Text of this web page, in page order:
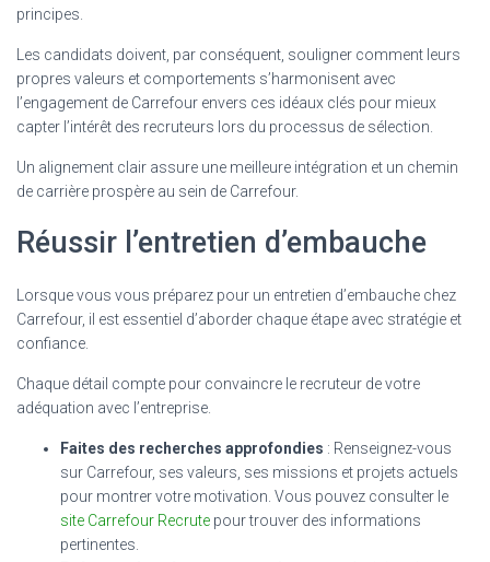
principes.
Les candidats doivent, par conséquent, souligner comment leurs
propres valeurs et comportements s’harmonisent avec
l’engagement de Carrefour envers ces idéaux clés pour mieux
capter l’intérêt des recruteurs lors du processus de sélection.
Un alignement clair assure une meilleure intégration et un chemin
de carrière prospère au sein de Carrefour.
Réussir l’entretien d’embauche
Lorsque vous vous préparez pour un entretien d’embauche chez
Carrefour, il est essentiel d’aborder chaque étape avec stratégie et
confiance.
Chaque détail compte pour convaincre le recruteur de votre
adéquation avec l’entreprise.
Faites des recherches approfondies : Renseignez-vous
sur Carrefour, ses valeurs, ses missions et projets actuels
pour montrer votre motivation. Vous pouvez consulter le
site Carrefour Recrute pour trouver des informations
pertinentes.